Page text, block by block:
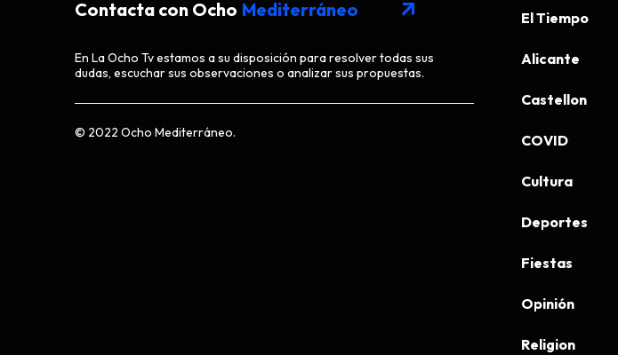
Contacta con Ocho Mediterráneo arrow_outward
En La Ocho Tv estamos a su disposición para resolver todas sus
dudas, escuchar sus observaciones o analizar sus propuestas.
© 2022 Ocho Mediterráneo.
El Tiempo
Alicante
Castellon
COVID
Cultura
Deportes
Fiestas
Opinión
Religion